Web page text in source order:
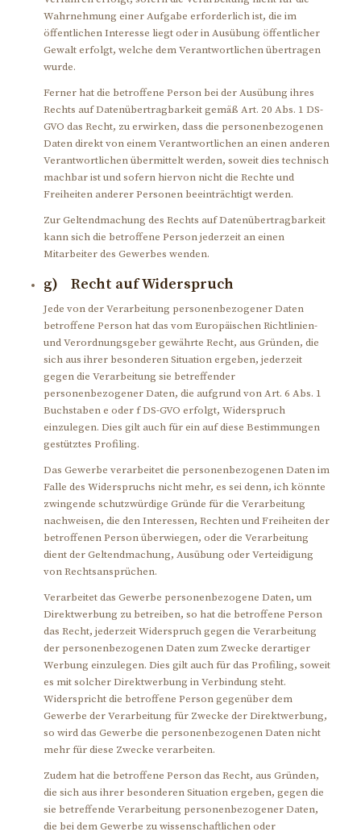
Wahrnehmung einer Aufgabe erforderlich ist, die im
öffentlichen Interesse liegt oder in Ausübung öffentlicher
Gewalt erfolgt, welche dem Verantwortlichen übertragen
wurde.
Ferner hat die betroffene Person bei der Ausübung ihres
Rechts auf Datenübertragbarkeit gemäß Art. 20 Abs. 1 DS-
GVO das Recht, zu erwirken, dass die personenbezogenen
Daten direkt von einem Verantwortlichen an einen anderen
Verantwortlichen übermittelt werden, soweit dies technisch
machbar ist und sofern hiervon nicht die Rechte und
Freiheiten anderer Personen beeinträchtigt werden.
Zur Geltendmachung des Rechts auf Datenübertragbarkeit
kann sich die betroffene Person jederzeit an einen
Mitarbeiter des Gewerbes wenden.
g) Recht auf Widerspruch
Jede von der Verarbeitung personenbezogener Daten
betroffene Person hat das vom Europäischen Richtlinien-
und Verordnungsgeber gewährte Recht, aus Gründen, die
sich aus ihrer besonderen Situation ergeben, jederzeit
gegen die Verarbeitung sie betreffender
personenbezogener Daten, die aufgrund von Art. 6 Abs. 1
Buchstaben e oder f DS-GVO erfolgt, Widerspruch
einzulegen. Dies gilt auch für ein auf diese Bestimmungen
gestütztes Profiling.
Das Gewerbe verarbeitet die personenbezogenen Daten im
Falle des Widerspruchs nicht mehr, es sei denn, ich könnte
zwingende schutzwürdige Gründe für die Verarbeitung
nachweisen, die den Interessen, Rechten und Freiheiten der
betroffenen Person überwiegen, oder die Verarbeitung
dient der Geltendmachung, Ausübung oder Verteidigung
von Rechtsansprüchen.
Verarbeitet das Gewerbe personenbezogene Daten, um
Direktwerbung zu betreiben, so hat die betroffene Person
das Recht, jederzeit Widerspruch gegen die Verarbeitung
der personenbezogenen Daten zum Zwecke derartiger
Werbung einzulegen. Dies gilt auch für das Profiling, soweit
es mit solcher Direktwerbung in Verbindung steht.
Widerspricht die betroffene Person gegenüber dem
Gewerbe der Verarbeitung für Zwecke der Direktwerbung,
so wird das Gewerbe die personenbezogenen Daten nicht
mehr für diese Zwecke verarbeiten.
Zudem hat die betroffene Person das Recht, aus Gründen,
die sich aus ihrer besonderen Situation ergeben, gegen die
sie betreffende Verarbeitung personenbezogener Daten,
die bei dem Gewerbe zu wissenschaftlichen oder